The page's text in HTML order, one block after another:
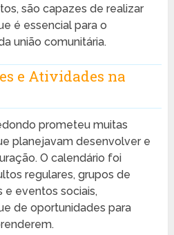
são capazes de realizar
é essencial para o
união comunitária.
e Atividades na
prometeu muitas
planejavam desenvolver e
O calendário foi
regulares, grupos de
e eventos sociais,
de oportunidades para